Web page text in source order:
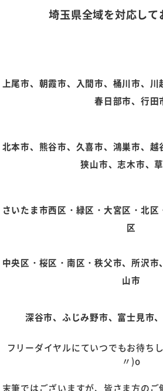
埼玉県全域を対応して
上尾市、朝霞市、入間市、桶川市、川
春日部市、行田
北本市、熊谷市、久喜市、鴻巣市、越
狭山市、志木市、
さいたま市西区・緑区・大宮区・北
区
中央区・桜区・南区・ 秩父市、所沢市
山市
深谷市、ふじみ野市、富士見市
フリーダイヤルにていつでもお待ち
〃)o
末筆ではございますが、皆さま方の